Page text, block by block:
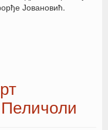
Јовановић.